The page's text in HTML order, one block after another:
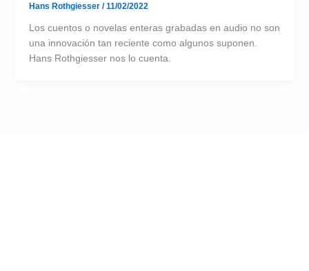
Hans Rothgiesser /11/02/2022
Los cuentos o novelas enteras grabadas en audio no son
una innovación tan reciente como algunos suponen.
Hans Rothgiesser nos lo cuenta.